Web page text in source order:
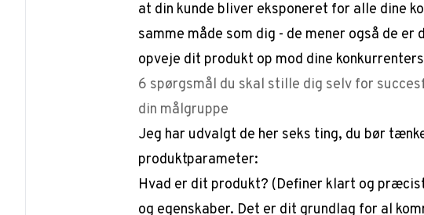
at din kunde bliver eksponeret for alle dine
samme måde som dig - de mener også de
opveje dit produkt op mod dine
6 spørgsmål du skal stille dig selv for
din målgruppe
Jeg har udvalgt de her seks ting, du bør
produktparameter:
Hvad er dit produkt? (Definer klart og
og egenskaber. Det er dit grundlag for al